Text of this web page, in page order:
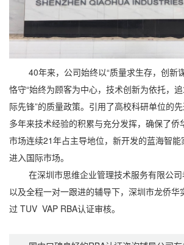
40年来，公司始终以“质量求生存，创新谋
恪守“始终为顾客为中心，技术创新为依托，
际先锋”的质量政策。引用了高校科研单位的
多年来技术经验的积累与充分发挥，确保了侨
市场连续21年占主导地位，新开发的蓝海智
进入国际市场。
在深圳市思维企业管理技术服务有限公司
以及全程一对一跟进的辅导下，深圳市龙侨华
过 TUV VAP RBA认证审核。